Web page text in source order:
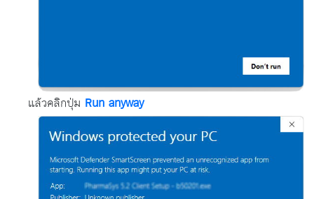
แล้วคลิกปุ่ม Run anyway